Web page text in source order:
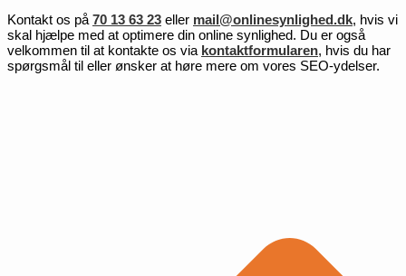
Kontakt os på70 13 63 23 eller mail@onlinesynlighed.dk, hvis vi
skal hjælpe med at optimere din online synlighed. Du er også
velkommen til at kontakte os via kontaktformularen, hvis du har
spørgsmål til eller ønsker at høre mere om vores SEO-ydelser.